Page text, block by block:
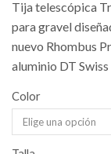
Tija telescópica
para gravel
nuevo Rhombus
aluminio DT Swiss
Color